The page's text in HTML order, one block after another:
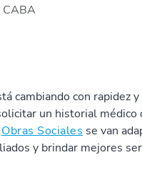
CABA
cambiando con rapidez
un historial médico
Obras Sociales se van
y brindar mejores